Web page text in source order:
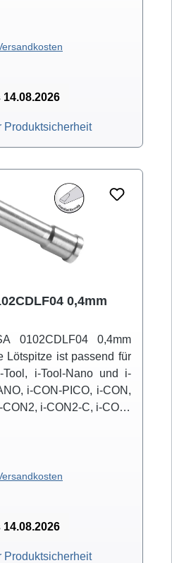
Produktsicherheit
0,4mm
0102CDLF04 0,4mm
Lötspitze ist passend für
Tool, i-Tool-Nano und i-
i-CON-PICO, i-CON,
i-CON2-C, i-CON-
Produktsicherheit